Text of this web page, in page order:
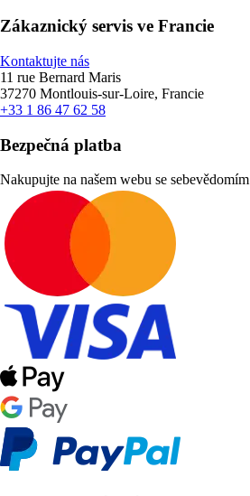
Zákaznický servis ve Francie
Kontaktujte nás
11 rue Bernard Maris
37270 Montlouis-sur-Loire, Francie
+33 1 86 47 62 58
Bezpečná platba
Nakupujte na našem webu se sebevědomím